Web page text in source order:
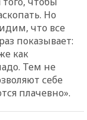
Но
что все
показывает:
как
Тем не
себе
плачевно».